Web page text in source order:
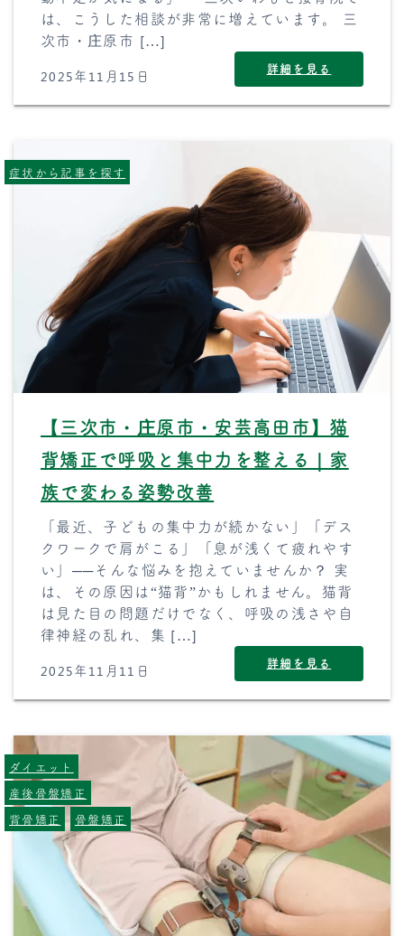
は、こうした相談が非常に増えています。 三
次市・庄原市 […]
2025年11月15日 詳細を見る
【三次市・庄原市・安芸高田市】猫
背矯正で呼吸と集中力を整える｜家
族で変わる姿勢改善
「最近、子どもの集中力が続かない」「デス
クワークで肩がこる」「息が浅くて疲れやす
い」──そんな悩みを抱えていませんか？ 実
は、その原因は“猫背”かもしれません。猫背
は見た目の問題だけでなく、呼吸の浅さや自
律神経の乱れ、集 […]
2025年11月11日 詳細を見る
症状から記事を探す
ダイエット
産後骨盤矯正
背骨矯正
骨盤矯正